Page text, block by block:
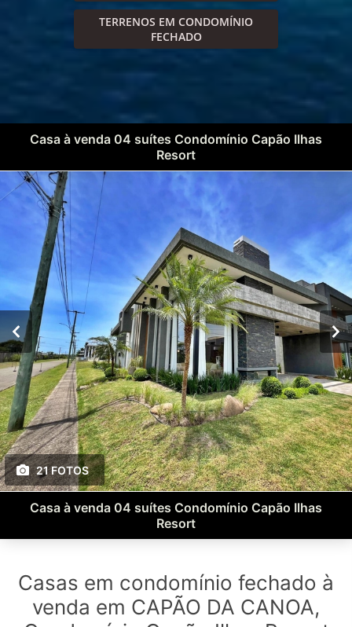
TERRENOS EM CONDOMÍNIO
FECHADO
Casa à venda 04 suítes Condomínio Capão Ilhas
Resort
21 FOTOS
Casa à venda 04 suítes Condomínio Capão Ilhas
Resort
Casas em condomínio fechado à
venda em CAPÃO DA CANOA,